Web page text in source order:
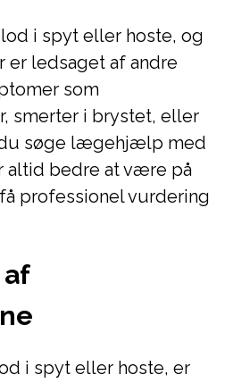
i spyt eller hoste, og
er ledsaget af andre
som
smerter i brystet, eller
søge lægehjælp med
altid bedre at være på
professionel vurdering
i spyt eller hoste, er